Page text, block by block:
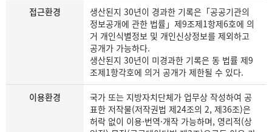
접근환경
생산된지 30년이 경과한 기록은「공공기관의
정보공개에 관한 법률」제9조제1항제6호에 의
거 개인식별정보 및 개인신상정보를 제외하고
공개가 가능하다.
생산된지 30년이 미경과한 기록은 동 법률 제9
조제1항각호에 의거 공개가 제한될 수 있다.
이용환경
국가 또는 지방자치단체가 업무상 작성하여 공
표한 저작물(저작권법 제24조의 2, 제36조)은
허락 없이 이용·번역·개작 가능하며, 영리적(상